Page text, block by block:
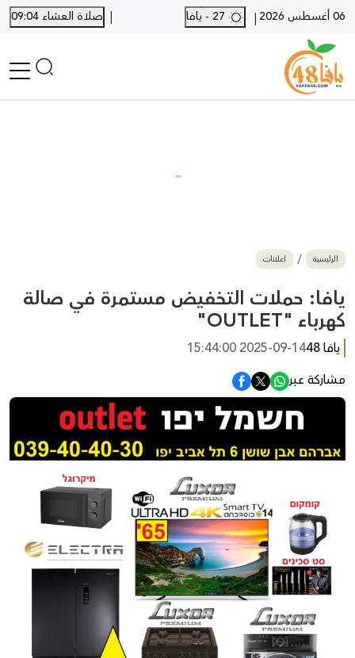
06 أغسطس 2026 |
| صلاة العشاء 09:04
بيع وشراء
أخبار القدس
وفيات
المزيد
ارسل خبر
الرئيسية اعلانات
يافا: حملات التخفيض مستمرة في صالة
كهرباء "OUTLET"
يافا 48
2025-09-14 15:44:00
مشاركة عبر